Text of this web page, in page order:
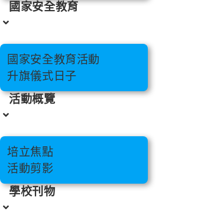
國家安全教育
國家安全教育活動
升旗儀式日子
活動概覽
培立焦點
活動剪影
學校刊物